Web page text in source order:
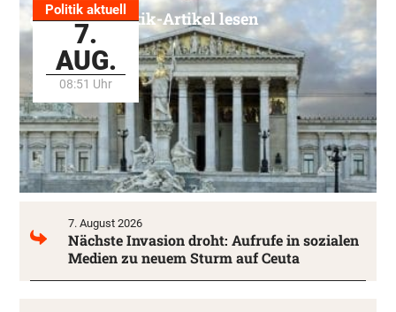
Politik aktuell
7.
AUG.
08:51 Uhr
Alle Politik-Artikel lesen
7. August 2026
Nächste Invasion droht: Aufrufe in sozialen
Medien zu neuem Sturm auf Ceuta